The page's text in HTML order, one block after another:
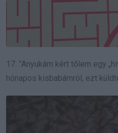
17. ”Anyukám kért tőlem egy
hónapos kisbabámról, ezt